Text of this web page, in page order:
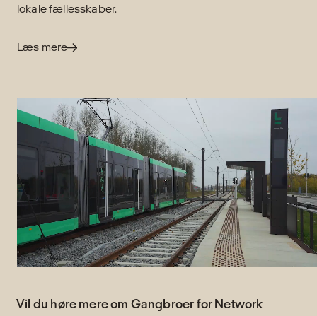
lokale fællesskaber.
Læs mere
Vil du høre mere om Gangbroer for Network